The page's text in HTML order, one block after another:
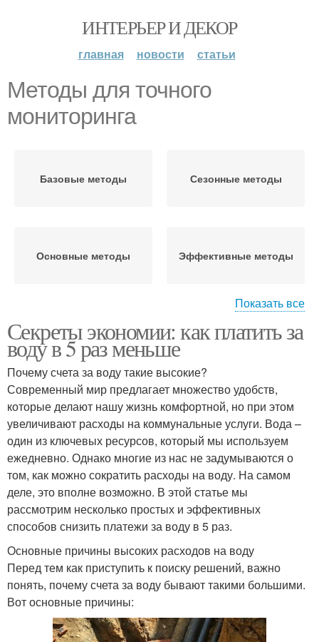
ИНТЕРЬЕР И ДЕКОР
главная новости статьи
Методы для точного
мониторинга
Базовые методы Сезонные методы
Основные методы Эффективные методы
методы
Показать все
Секреты экономии: как платить за
воду в 5 раз меньше
Почему счета за воду такие высокие?
Современный мир предлагает множество удобств,
которые делают нашу жизнь комфортной, но при этом
увеличивают расходы на коммунальные услуги. Вода –
один из ключевых ресурсов, который мы используем
ежедневно. Однако многие из нас не задумываются о
том, как можно сократить расходы на воду. На самом
деле, это вполне возможно. В этой статье мы
рассмотрим несколько простых и эффективных
способов снизить платежи за воду в 5 раз.
Основные причины высоких расходов на воду
Перед тем как приступить к поиску решений, важно
понять, почему счета за воду бывают такими большими.
Вот основные причины: